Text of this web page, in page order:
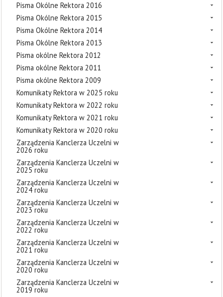
Pisma Okólne Rektora 2016
Pisma Okólne Rektora 2015
Pisma Okólne Rektora 2014
Pisma Okólne Rektora 2013
Pisma okólne Rektora 2012
Pisma okólne Rektora 2011
Pisma okólne Rektora 2009
Komunikaty Rektora w 2025 roku
Komunikaty Rektora w 2022 roku
Komunikaty Rektora w 2021 roku
Komunikaty Rektora w 2020 roku
Zarządzenia Kanclerza Uczelni w
2026 roku
Zarządzenia Kanclerza Uczelni w
2025 roku
Zarządzenia Kanclerza Uczelni w
2024 roku
Zarządzenia Kanclerza Uczelni w
2023 roku
Zarządzenia Kanclerza Uczelni w
2022 roku
Zarządzenia Kanclerza Uczelni w
2021 roku
Zarządzenia Kanclerza Uczelni w
2020 roku
Zarządzenia Kanclerza Uczelni w
2019 roku